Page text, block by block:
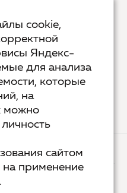
точки... и
городе
cookie,
Яндекс-
для анализа
которые
на
можно
сайтом
на применение